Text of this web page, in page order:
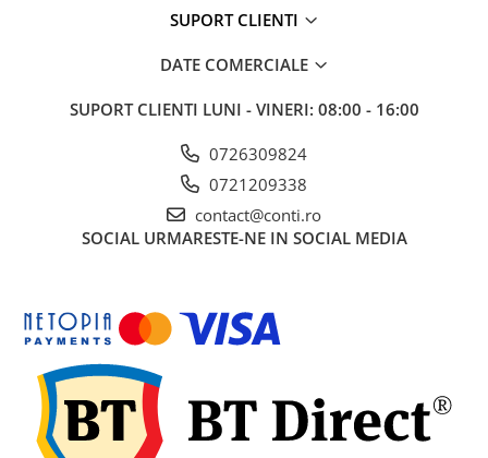
Carote diamantate
Masini de sapat santuri (Trenchere)
Tubulatura evacuare deseuri
Arzatoare izolatii cu gaz
Scule si unelte
Scule electrice
SUPORT CLIENTI
DATE COMERCIALE
SUPORT CLIENTI LUNI - VINERI: 08:00 - 16:00
0726309824
0721209338
contact@conti.ro
SOCIAL URMARESTE-NE IN SOCIAL MEDIA